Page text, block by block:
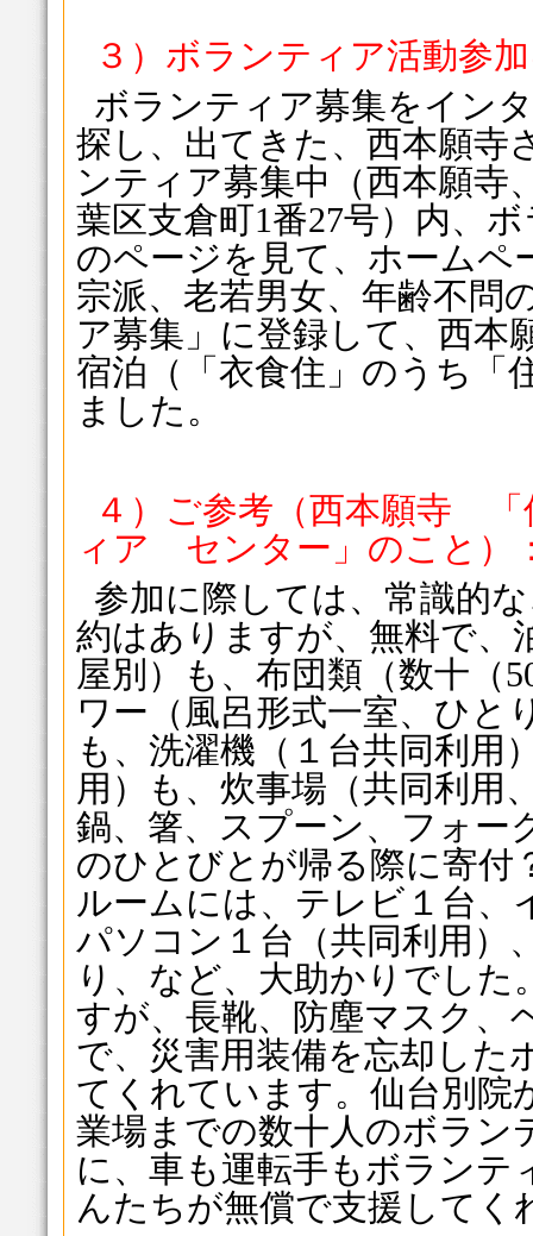
３）ボランティア活動参
ボランティア募集をイン
探し、出てきた、西本願寺
ンティア募集中（西本願寺
葉区支倉町1番27号）内、
のページを見て、ホームペ
宗派、老若男女、年齢不問
ア募集」に登録して、西本
宿泊（「衣食住」のうち「
ました。
４）ご参考（西本願寺
ィア センター」のこと）
参加に際しては、常識的
約はありますが、無料で、
屋別）も、布団類（数十（
ワー（風呂形式一室、ひと
も、洗濯機（１台共同利用
用）も、炊事場（共同利用
鍋、箸、スプーン、フォー
のひとびとが帰る際に寄付
ルームには、テレビ１台
パソコン１台（共同利用）
り、など、大助かりでし
すが、長靴、防塵マスク、
で、災害用装備を忘却した
てくれています。仙台別院
業場までの数十人のボラン
に、車も運転手もボラン
んたちが無償で支援してく